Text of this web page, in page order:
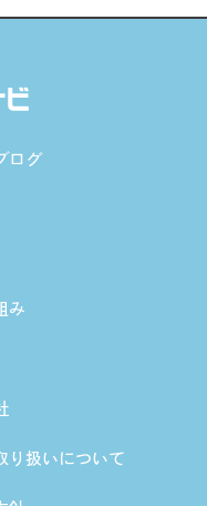
ログ
み
り扱いについて